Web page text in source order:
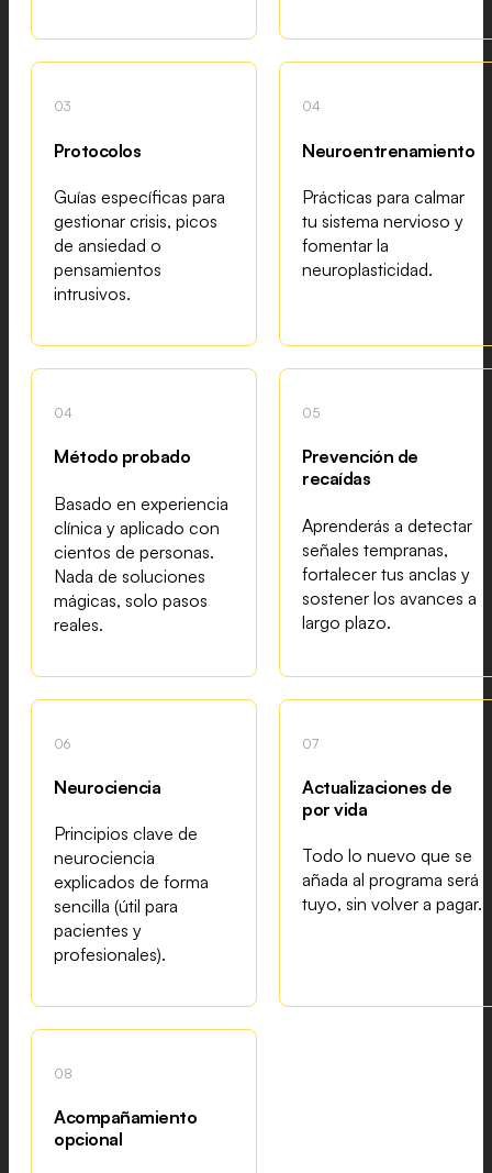
03
Protocolos
Guías específicas para
gestionar crisis, picos
de ansiedad o
pensamientos
intrusivos.
04
Neuroentrenamiento
Prácticas para calmar
tu sistema nervioso y
fomentar la
neuroplasticidad.
04
Método probado
Basado en experiencia
clínica y aplicado con
cientos de personas.
Nada de soluciones
mágicas, solo pasos
reales.
05
Prevención de
recaídas
Aprenderás a detectar
señales tempranas,
fortalecer tus anclas y
sostener los avances a
largo plazo.
06
Neurociencia
Principios clave de
neurociencia
explicados de forma
sencilla (útil para
pacientes y
profesionales).
07
Actualizaciones de
por vida
Todo lo nuevo que se
añada al programa será
tuyo, sin volver a pagar.
08
Acompañamiento
opcional